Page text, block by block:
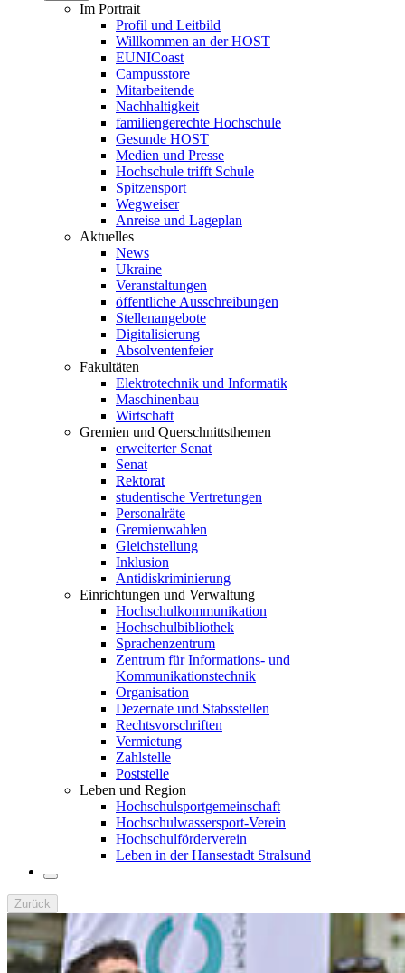
Im Portrait
Profil und Leitbild
Willkommen an der HOST
EUNICoast
Campusstore
Mitarbeitende
Nachhaltigkeit
familiengerechte Hochschule
Gesunde HOST
Medien und Presse
Hochschule trifft Schule
Spitzensport
Wegweiser
Anreise und Lageplan
Aktuelles
News
Ukraine
Veranstaltungen
öffentliche Ausschreibungen
Stellenangebote
Digitalisierung
Absolventenfeier
Fakultäten
Elektrotechnik und Informatik
Maschinenbau
Wirtschaft
Gremien und Querschnittsthemen
erweiterter Senat
Senat
Rektorat
studentische Vertretungen
Personalräte
Gremienwahlen
Gleichstellung
Inklusion
Antidiskriminierung
Einrichtungen und Verwaltung
Hochschulkommunikation
Hochschulbibliothek
Sprachenzentrum
Zentrum für Informations- und
Kommunikationstechnik
Organisation
Dezernate und Stabsstellen
Rechtsvorschriften
Vermietung
Zahlstelle
Poststelle
Leben und Region
Hochschulsportgemeinschaft
Hochschulwassersport-Verein
Hochschulförderverein
Leben in der Hansestadt Stralsund
Zurück